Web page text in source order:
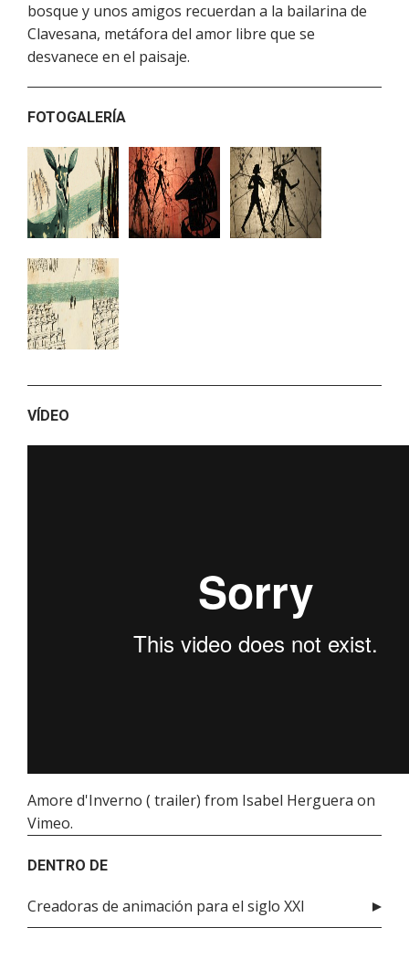
bosque y unos amigos recuerdan a la bailarina de
Clavesana, metáfora del amor libre que se
desvanece en el paisaje.
FOTOGALERÍA
VÍDEO
Amore d'Inverno ( trailer) from Isabel Herguera on
Vimeo.
DENTRO DE
Creadoras de animación para el siglo XXI